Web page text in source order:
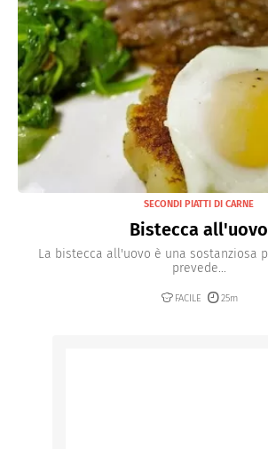
SECONDI PIATTI DI CARNE
Bistecca all'uovo
La bistecca all'uovo è una sostanziosa
prevede...
FACILE 25m